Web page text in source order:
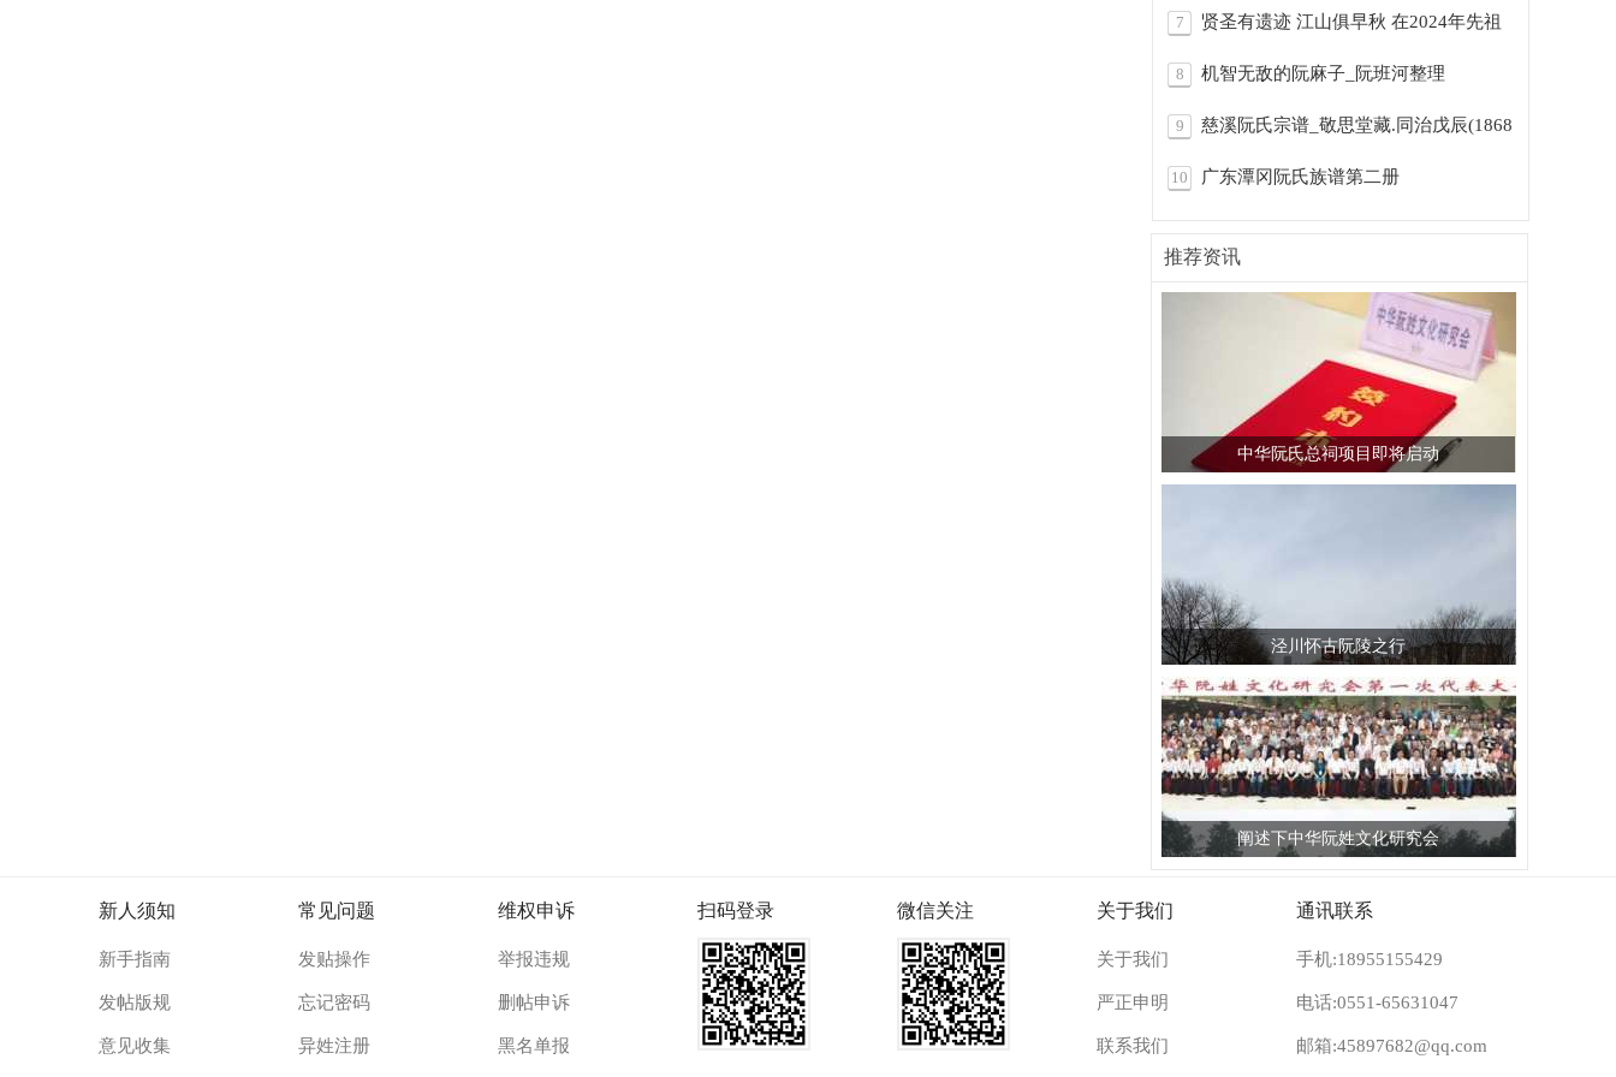
7
贤圣有遗迹 江山俱早秋 在2024年先祖
8 机智无敌的阮麻子_阮班河整理
9
慈溪阮氏宗谱_敬思堂藏.同治戊辰(1868
10
广东潭冈阮氏族谱第二册
推荐资讯
中华阮氏总祠项目即将启动
泾川怀古阮陵之行
阐述下中华阮姓文化研究会
新人须知
新手指南
发帖版规
意见收集
常见问题
发贴操作
忘记密码
异姓注册
维权申诉
举报违规
删帖申诉
黑名单报
扫码登录 微信关注 关于我们
关于我们
严正申明
联系我们
通讯联系
手机:18955155429
电话:0551-65631047
邮箱:45897682@qq.com